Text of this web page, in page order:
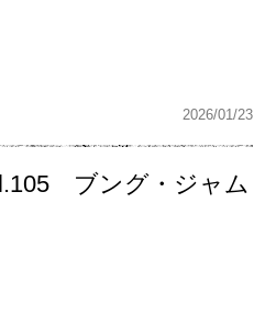
2026/01/23
ブング・ジャム